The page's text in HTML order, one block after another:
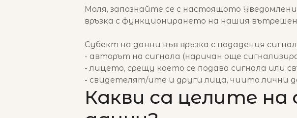
Моля, запознайте се с настоящото
връзка с функционирането на нашия
Субект на данни във връзка с подадения
- авторът на сигнала (наричан още
- лицето, срещу което се подава сигнала или
- свидетелят/ите и други лица, чиито лични
Какви са целите